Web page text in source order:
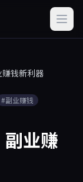
钱新利器
#副业赚钱
业赚